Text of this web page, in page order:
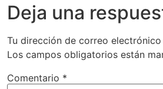
Deja una
Tu dirección de correo
Los campos obligatorios están
Comentario *